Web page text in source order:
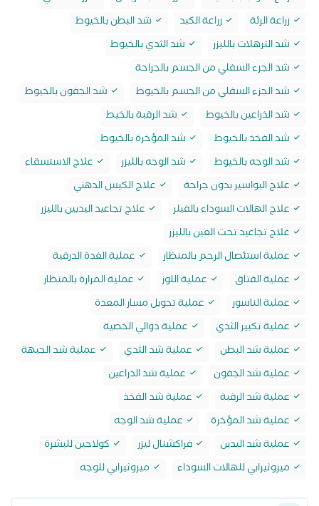
زراعة الرئة
زراعة الكبد
شد البطن بالخيوط
شد الترهلات بالليزر
شد الثدي بالخيوط
شد الجزء السفلي من الجسم بالجراحة
شد الجزء السفلي من الجسم بالخيوط
شد الجفون بالخيوط
شد الذراعين بالخيوط
شد الرقبة بالخيط
شد الفخذ بالخيوط
شد المؤخرة بالخيوط
شد الوجه بالخيوط
شد الوجه بالليزر
علاج الاستسقاء
علاج البواسير بدون جراحة
علاج الكيس الدهني
علاج الهالات السوداء بالفيلر
علاج تجاعيد اليديين بالليزر
علاج تجاعيد تحت العين بالليزر
عملية استئصال الرحم بالمنظار
عملية الغدة الدرقية
عملية الفتاق
عملية اللوز
عملية المرارة بالمنظار
عملية الناسور
عملية تحويل مسار المعدة
عملية تكبير الثدي
عملية دوالي الخصية
عملية شد البطن
عملية شد الثدي
عملية شد الجبهة
عملية شد الجفون
عملية شد الذراعين
عملية شد الرقبة
عملية شد الفخذ
عملية شد المؤخرة
عملية شد الوجه
عملية شد اليدين
فراكشنال ليزر
كولاجين للبشرة
ميزوثيرابي للهالات السوداء
ميزوثيرابي للوجه